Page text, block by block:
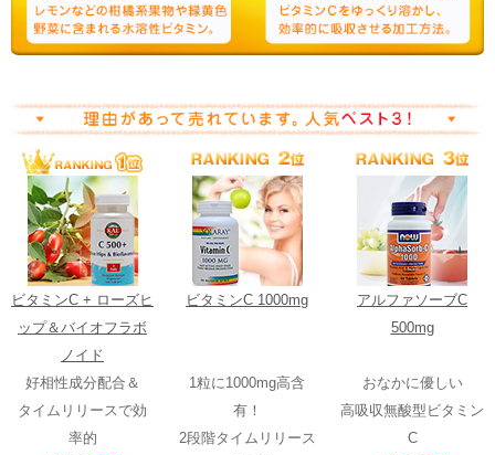
ビタミンC + ローズヒ
ップ＆バイオフラボ
ノイド
ビタミンC 1000mg
アルファソーブC
500mg
好相性成分配合＆
タイムリリースで効
率的
1粒に1000mg高含
有！
2段階タイムリリース
おなかに優しい
高吸収無酸型ビタミン
C